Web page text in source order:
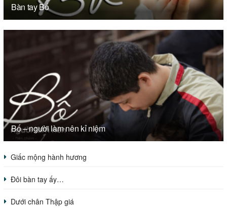
Bàn tay Bố
Bố – người làm nên kỉ niệm
Giấc mộng hành hương
Đôi bàn tay ấy…
Dưới chân Thập giá